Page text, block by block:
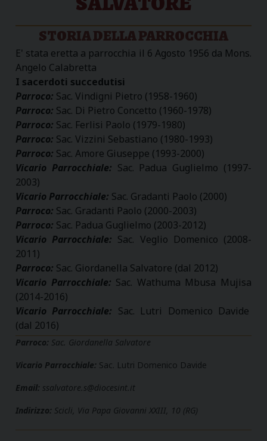
STORIA DELLA PARROCCHIA
E' stata eretta a parrocchia il 6 Agosto 1956 da Mons.
Angelo Calabretta
I sacerdoti succedutisi
Parroco: Sac. Vindigni Pietro (1958-1960)
Parroco: Sac. Di Pietro Concetto (1960-1978)
Parroco: Sac. Ferlisi Paolo (1979-1980)
Parroco: Sac. Vizzini Sebastiano (1980-1993)
Parroco: Sac. Amore Giuseppe (1993-2000)
Vicario Parrocchiale: Sac. Padua Guglielmo (1997-
2003)
Vicario Parrocchiale: Sac. Gradanti Paolo (2000)
Parroco: Sac. Gradanti Paolo (2000-2003)
Parroco: Sac. Padua Guglielmo (2003-2012)
Vicario Parrocchiale: Sac. Veglio Domenico (2008-
2011)
Parroco: Sac. Giordanella Salvatore (dal 2012)
Vicario Parrocchiale: Sac. Wathuma Mbusa Mujisa
(2014-2016)
Vicario Parrocchiale: Sac. Lutri Domenico Davide
(dal 2016)
Parroco: Sac. Giordanella Salvatore
Vicario Parrocchiale: Sac. Lutri Domenico Davide
Email: ssalvatore.s@diocesint.it
Indirizzo: Scicli, Via Papa Giovanni XXIII, 10 (RG)